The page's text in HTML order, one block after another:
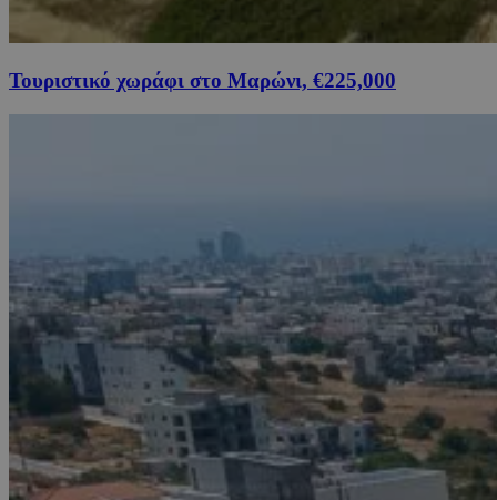
Τουριστικό χωράφι στο Μαρώνι, €225,000